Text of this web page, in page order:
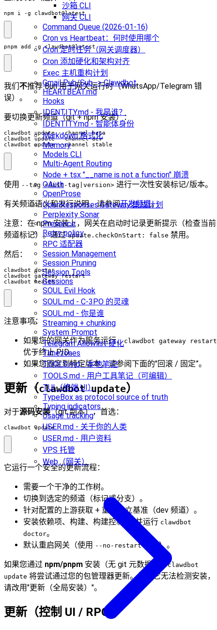
沙箱 CLI
网关 CLI
Command Queue (2026-01-16)
Cron vs Heartbeat：何时使用哪个
Cron 定时任务（网关调度器）
Cron 添加硬化和架构对齐
Exec 主机重构计划
Gmail Pub/Sub -> Clawdbot
HEARTBEAT.md
Hooks
IDENTITY.md - 我是谁？
IDENTITY.md - 智能体身份
Markdown 格式化
Memory
Models CLI
Multi-Agent Routing
Node + tsx "__name is not a function" 崩溃
OAuth
OpenProse
OpenResponses Gateway 集成计划
Perplexity Sonar
Presence
Retry policy
RPC 适配器
Session Management
Session Pruning
Session Tools
Sessions
SOUL Evil Hook
SOUL.md - C-3PO 的灵魂
SOUL.md - 你是谁
Streaming + chunking
System Prompt
Telegram Allowlist 硬化
Timezones
TOOLS.md - 本地笔记
TOOLS.md - 用户工具笔记（可编辑）
TUI（终端 UI）
TypeBox as protocol source of truth
Typing indicators
Usage tracking
USER.md - 关于你的人类
USER.md - 用户资料
VPS 托管
Web（网关）
npm i -g clawdbot@latest
pnpm add -g clawdbot@latest
我们 不推荐 Bun 用于网关运行时（WhatsApp/Telegram 错
误）。
要切换更新频道（git + npm 安装）：
clawdbot update --channel stable
使用 --tag <dist-tag|version> 进行一次性安装标记/版本。
有关频道语义和发行说明，请参阅开发频道。
注意：在 npm 安装上，网关在启动时记录更新提示（检查当前
频道标记）。通过update.checkOnStart: false 禁用。
然后：
clawdbot health
注意事项：
如果您的网关作为服务运行，clawdbot gateway restart
优于终止 PID。
如果您固定到特定版本，请参阅下面的"回滚 / 固定”。
更新（clawdbot update）
对于源码安装（git 副本），首选：
clawdbot update
它运行一个安全的更新流程：
需要一个干净的工作树。
切换到选定的频道（标记或分支）。
针对配置的上游获取 + 重新建立基准（dev 频道）。
安装依赖项、构建、构建控制 UI 并运行 clawdbot
doctor。
默认重启网关（使用 --no-restart跳过）。
如果您通过 npm/pnpm 安装（无 git 元数据），clawdbot
update 将尝试通过您的包管理器更新。如果它无法检测安装，
请改用"更新（全局安装）"。
更新（控制 UI / RPC）